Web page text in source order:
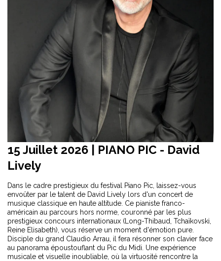
15 Juillet 2026 | PIANO PIC - David
Lively
Dans le cadre prestigieux du festival Piano Pic, laissez-vous
envoûter par le talent de David Lively lors d'un concert de
musique classique en haute altitude. Ce pianiste franco-
américain au parcours hors norme, couronné par les plus
prestigieux concours internationaux (Long-Thibaud, Tchaïkovski,
Reine Elisabeth), vous réserve un moment d'émotion pure.
Disciple du grand Claudio Arrau, il fera résonner son clavier face
au panorama époustouflant du Pic du Midi. Une expérience
musicale et visuelle inoubliable, où la virtuosité rencontre la